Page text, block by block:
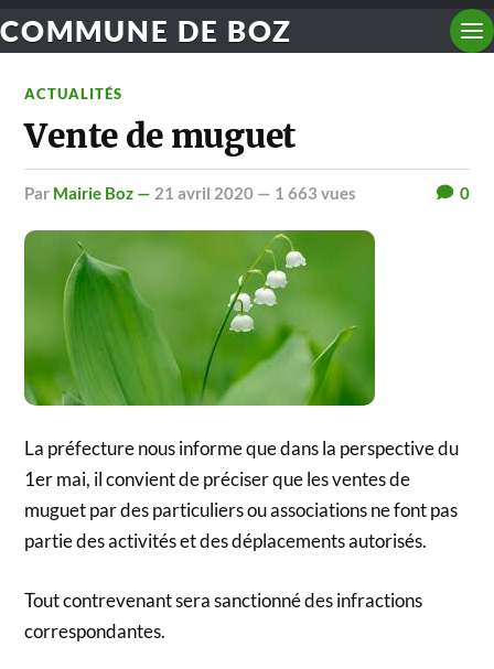
COMMUNE DE BOZ
ACTUALITÉS
Vente de muguet
par Mairie Boz — 21 avril 2020 — 1 663 vues 0
La préfecture nous informe que dans la perspective du
1er mai, il convient de préciser que les ventes de
muguet par des particuliers ou associations ne font pas
partie des activités et des déplacements autorisés.
Tout contrevenant sera sanctionné des infractions
correspondantes.